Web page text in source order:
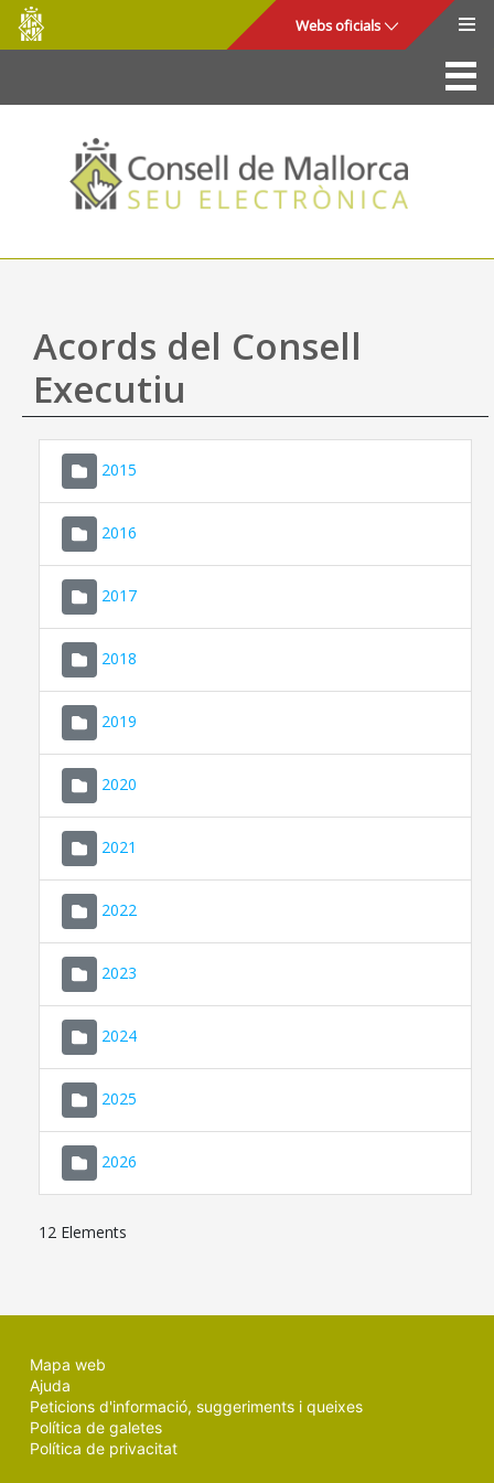
Salta al contingut principal
Consell
de
Mallorca
Webs oficials
La Seu
Consell de Mallorca
Accés i seguretat
Utilitats
Ajuda
Acords del Consell
Executiu
2015
2016
2017
2018
2019
2020
2021
2022
2023
2024
2025
2026
12 Elements
Mapa web
Ajuda
Peticions d'informació, suggeriments i queixes
Política de galetes
Política de privacitat